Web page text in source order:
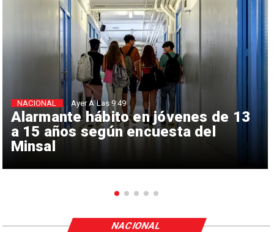
Alarmante hábito en jóvenes de 13
a 15 años según encuesta del
Minsal
NACIONAL Ayer A Las 9:49
NACIONAL